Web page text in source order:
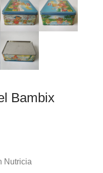
Bambix
Nutricia